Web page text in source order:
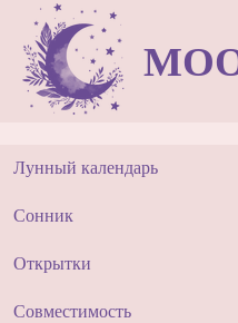
Лунный календарь
Сонник
Открытки
Совместимость